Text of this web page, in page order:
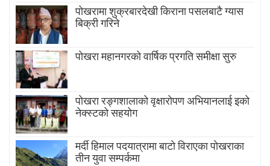
पोखरामा शुक्रबारदेखी किराना पसलबाटै ग्यास
बिक्री गरिने
पोखरा महानगरको वार्षिक प्रगति समीक्षा सुरु
पोखरा रङ्गशालाको वृक्षारोपण अभियानलाई इको
नेक्स्टको सहयोग
मर्दी हिमाल पदयात्रामा बाटाे विराएका पाेखराका
तीन युवा सम्पर्कमा